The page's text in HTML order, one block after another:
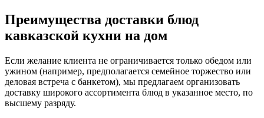
Преимущества доставки блюд
кавказской кухни на дом
Если желание клиента не ограничивается только обедом или
ужином (например, предполагается семейное торжество или
деловая встреча с банкетом), мы предлагаем организовать
доставку широкого ассортимента блюд в указанное место, по
высшему разряду.